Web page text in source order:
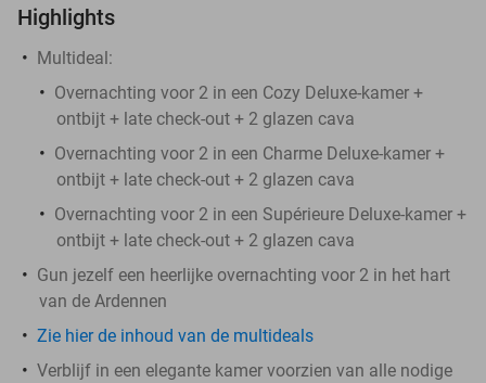
Highlights
Multideal:
Overnachting voor 2 in een Cozy Deluxe-kamer +
ontbijt + late check-out + 2 glazen cava
Overnachting voor 2 in een Charme Deluxe-kamer +
ontbijt + late check-out + 2 glazen cava
Overnachting voor 2 in een Supérieure Deluxe-kamer +
ontbijt + late check-out + 2 glazen cava
Gun jezelf een heerlijke overnachting voor 2 in het hart
van de Ardennen
Zie hier de inhoud van de multideals
Verblijf in een elegante kamer voorzien van alle nodige